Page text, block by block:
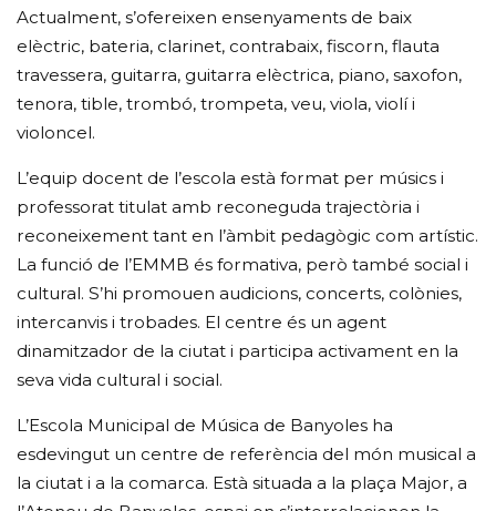
Actualment, s’ofereixen ensenyaments de baix
elèctric, bateria, clarinet, contrabaix, fiscorn, flauta
travessera, guitarra, guitarra elèctrica, piano, saxofon,
tenora, tible, trombó, trompeta, veu, viola, violí i
violoncel.
L’equip docent de l’escola està format per músics i
professorat titulat amb reconeguda trajectòria i
reconeixement tant en l’àmbit pedagògic com artístic.
La funció de l’EMMB és formativa, però també social i
cultural. S’hi promouen audicions, concerts, colònies,
intercanvis i trobades. El centre és un agent
dinamitzador de la ciutat i participa activament en la
seva vida cultural i social.
L’Escola Municipal de Música de Banyoles ha
esdevingut un centre de referència del món musical a
la ciutat i a la comarca. Està situada a la plaça Major, a